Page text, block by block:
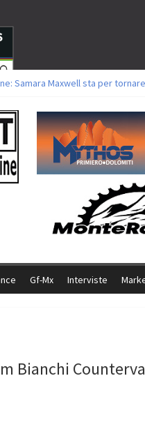
Samara Maxwell sta per tornare
vittorie per Ghibaudo,
Bike della Brianza: l’ultima
il Team Relay firma il
Gf-Mx Interviste
Bianchi